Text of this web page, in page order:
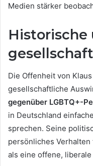
Medien stärker
Historische
Die Offenheit von
gesellschaftliche
gegenüber LGBTQ+-
in Deutschland
sprechen. Seine
persönliches
als eine offene,